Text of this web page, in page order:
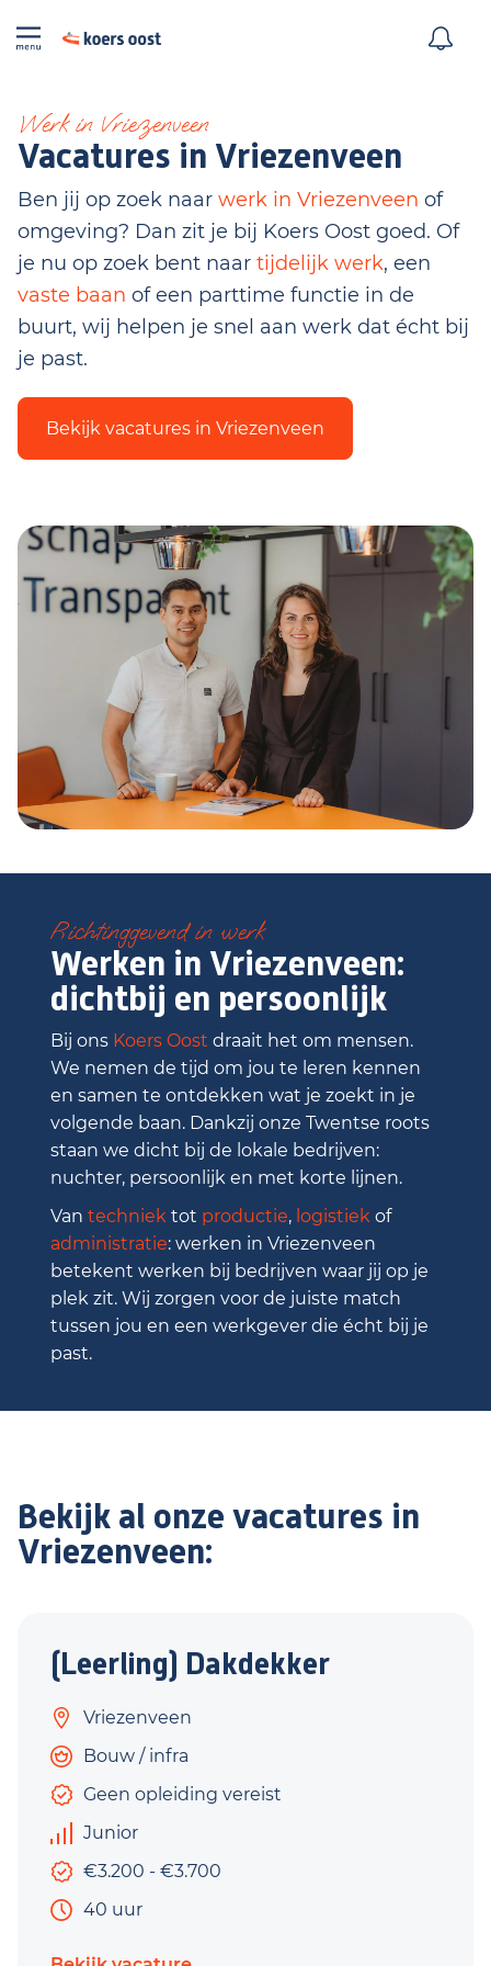
Werk in Vriezenveen
Vacatures in Vriezenveen
Ben jij op zoek naar werk in Vriezenveen of
omgeving? Dan zit je bij Koers Oost goed. Of
je nu op zoek bent naar tijdelijk werk, een
vaste baan of een parttime functie in de
buurt, wij helpen je snel aan werk dat écht bij
je past.
Bekijk vacatures in Vriezenveen
Richtinggevend in werk
Werken in Vriezenveen:
dichtbij en persoonlijk
Bij ons Koers Oost draait het om mensen.
We nemen de tijd om jou te leren kennen
en samen te ontdekken wat je zoekt in je
volgende baan. Dankzij onze Twentse roots
staan we dicht bij de lokale bedrijven:
nuchter, persoonlijk en met korte lijnen.
Van techniek tot productie, logistiek of
administratie: werken in Vriezenveen
betekent werken bij bedrijven waar jij op je
plek zit. Wij zorgen voor de juiste match
tussen jou en een werkgever die écht bij je
past.
Bekijk al onze vacatures in
Vriezenveen:
(Leerling) Dakdekker
Vriezenveen
Bouw / infra
Geen opleiding vereist
Junior
€3.200 - €3.700
40 uur